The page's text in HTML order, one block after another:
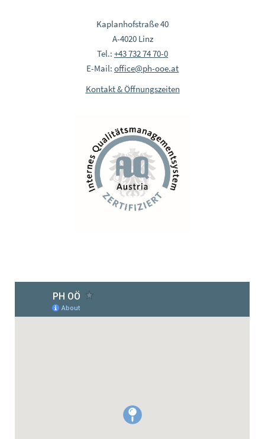
Kaplanhofstraße 40
A-4020 Linz
Tel.: +43 732 74 70-0
E-Mail: office@ph-ooe.at
Kontakt & Öffnungszeiten